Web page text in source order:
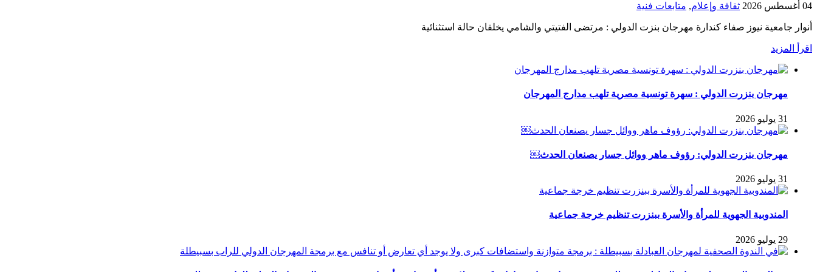
04 أغسطس 2026 ثقافة وإعلام, متابعات فنية
أنوار جامعية نيوز صفاء كندارة مهرجان بنزت الدولي : مرتضى الفتيتي والشامي يخلقان حالة استثنائية
اقرأ المزيد
مهرجان بنزرت الدولي : سهرة تونسية مصرية تلهب مدارج المهرجان
31 يوليو 2026
مهرجان بنزرت الدولي: رؤوف ماهر ووائل جسار يصنعان الحدث￼
31 يوليو 2026
المندوبية الجهوية للمرأة والأسرة ببنزرت تنظيم خرجة جماعية
29 يوليو 2026